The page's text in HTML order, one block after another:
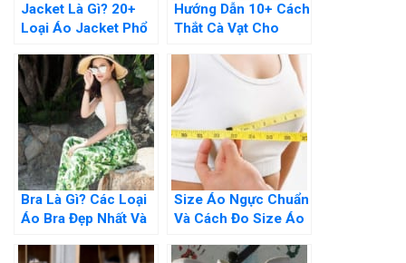
Jacket Là Gì? 20+
Loại Áo Jacket Phổ
Hướng Dẫn 10+ Cách
Thắt Cà Vạt Cho
Bra Là Gì? Các Loại
Áo Bra Đẹp Nhất Và
Size Áo Ngực Chuẩn
Và Cách Đo Size Áo
Âu Mỹ